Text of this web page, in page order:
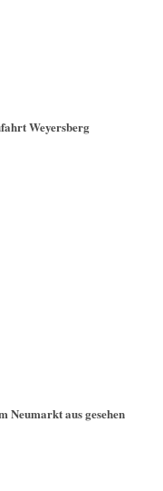
Weyersberg
Neumarkt aus gesehen